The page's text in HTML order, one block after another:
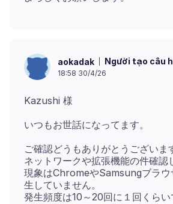
aokadak Người tạo câu
18:58 30/4/26
ご確認どうもありがとうございま
ネットワークや拡張機能の件確認
現象はChromeやSamsungブラウ
生していません。
発生頻度は10～20回に１回くらい